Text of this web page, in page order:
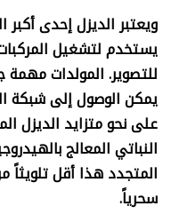
ويعتبر الديزل إحدى أكبر
يستخدم لتشغيل المركبات
للتصوير. المولدات مهمة
يمكن الوصول إلى شبكة
على نحو متزايد الديزل
النباتي المعالج
المتجدد هذا أقل تلويثاً
سحرياً.